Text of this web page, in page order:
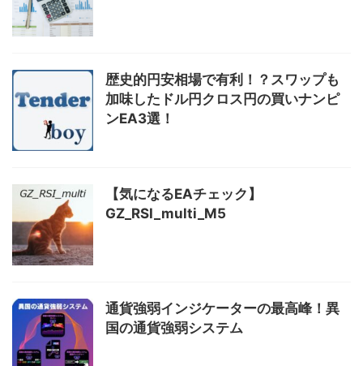
歴史的円安相場で有利！？スワップも
加味したドル円クロス円の買いナンピ
ンEA3選！
【気になるEAチェック】
GZ_RSI_multi_M5
通貨強弱インジケーターの最高峰！異
国の通貨強弱システム